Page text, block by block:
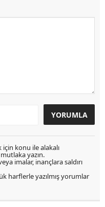
konu ile alakalı
yazın.
imalar, inançlara saldırı
harflerle yazılmış yorumlar